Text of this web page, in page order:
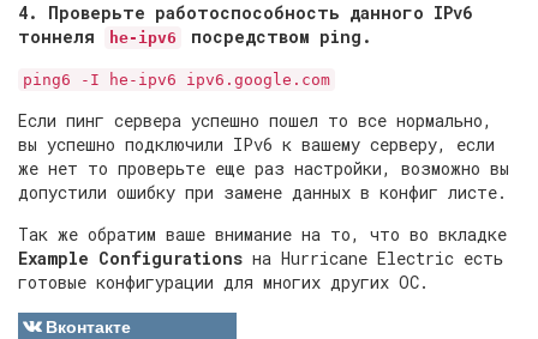
4. Проверьте работоспособность данного IPv6
тоннеля
he-ipv6 посредством ping.
ping6 -I he-ipv6 ipv6.google.com
Если пинг сервера успешно пошел то все нормально,
вы успешно подключили IPv6 к вашему серверу, если
же нет то проверьте еще раз настройки, возможно вы
допустили ошибку при замене данных в конфиг листе.
Так же обратим ваше внимание на то, что во вкладке
Example Configurations на Hurricane Electric есть
готовые конфигурации для многих других ОС.
Вконтакте